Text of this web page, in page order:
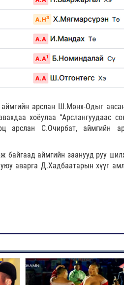
арслан Ш.Мөнх-Одыг
хоёулаа “Арслангуудаас
арслан С.Очирбат, аймгийн
байгаад аймгийн заанууд руу
аварга Д.Хадбаатарын хүүг